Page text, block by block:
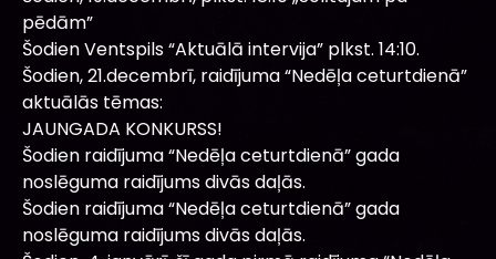
pēdām”
Šodien Ventspils “Aktuālā intervija” plkst. 14:10.
Šodien, 21.decembrī, raidījuma “Nedēļa ceturtdienā”
aktuālās tēmas:
JAUNGADA KONKURSS!
Šodien raidījuma “Nedēļa ceturtdienā” gada
noslēguma raidījums divās daļās.
Šodien raidījuma “Nedēļa ceturtdienā” gada
noslēguma raidījums divās daļās.